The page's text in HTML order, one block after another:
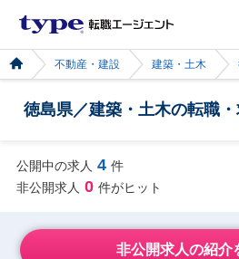
不動産・建設 建築・土木
徳島県／建築・土木の転職
公開中の求人 4 件
非公開求人 0 件がヒット
非公開求人の紹介